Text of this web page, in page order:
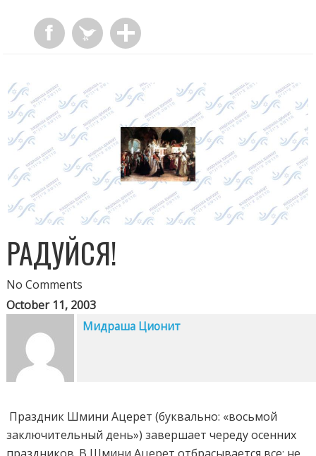
РАДУЙСЯ!
No Comments
October 11, 2003
Мидраша Ционит
Праздник Шмини Ацерет (буквально: «восьмой
заключительный день») завершает череду осенних